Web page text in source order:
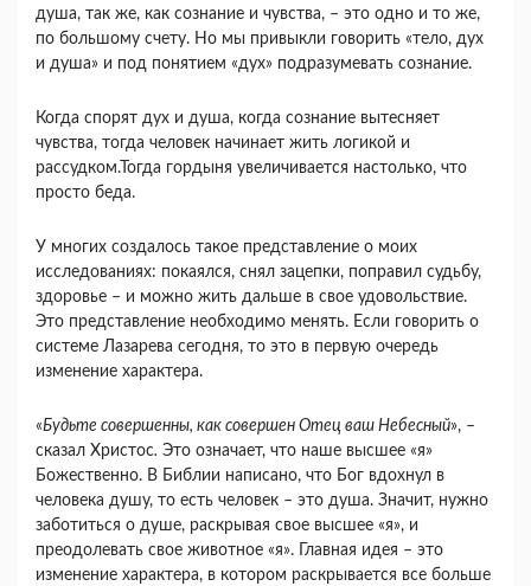
душа, так же, как сознание и чувства, – это одно и то же,
по большому счету. Но мы привыкли говорить «тело, дух
и душа» и под понятием «дух» подразумевать сознание.
Когда спорят дух и душа, когда сознание вытесняет
чувства, тогда человек начинает жить логикой и
рассудком.Тогда гордыня увеличивается настолько, что
просто беда.
У многих создалось такое представление о моих
исследованиях: покаялся, снял зацепки, поправил судьбу,
здоровье – и можно жить дальше в свое удовольствие.
Это представление необходимо менять. Если говорить о
системе Лазарева сегодня, то это в первую очередь
изменение характера.
«Будьте совершенны, как совершен Отец ваш Небесный», –
сказал Христос. Это означает, что наше высшее «я»
Божественно. В Библии написано, что Бог вдохнул в
человека душу, то есть человек – это душа. Значит, нужно
заботиться о душе, раскрывая свое высшее «я», и
преодолевать свое животное «я». Главная идея – это
изменение характера, в котором раскрывается все больше